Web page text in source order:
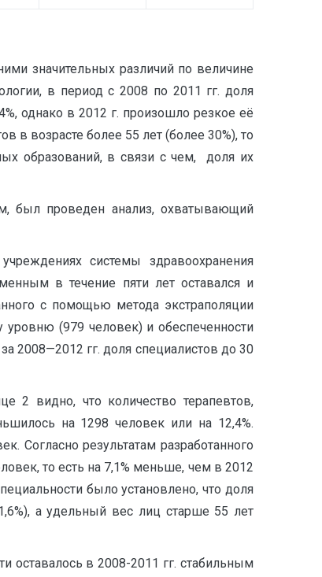
значительных различий по величине
в период с 2008 по 2011 гг. доля
однако в 2012 г. произошло резкое её
в возрасте более 55 лет (более 30%), то
образований, в связи с чем, доля их
был проведен анализ, охватывающий
системы здравоохранения
в течение пяти лет оставался и
с помощью метода экстраполяции
(979 человек) и обеспеченности
2008—2012 гг. доля специалистов до 30
2 видно, что количество терапевтов,
на 1298 человек или на 12,4%.
Согласно результатам разработанного
то есть на 7,1% меньше, чем в 2012
было установлено, что доля
а удельный вес лиц старше 55 лет
оставалось в 2008-2011 гг. стабильным